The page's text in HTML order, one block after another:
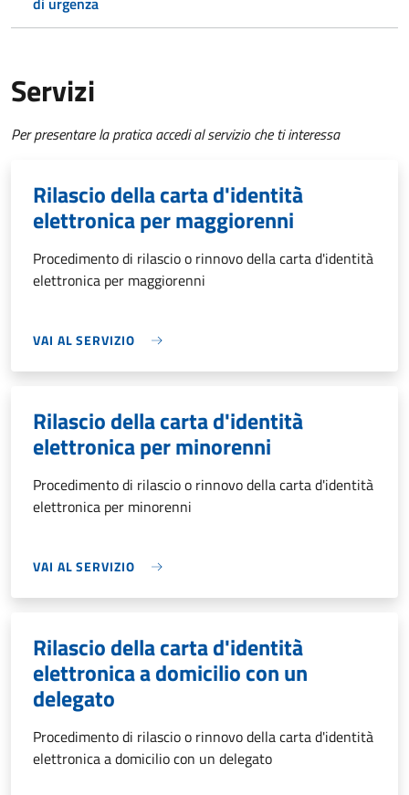
Servizi
Per presentare la pratica accedi al servizio che ti interessa
Rilascio della carta d'identità
elettronica per maggiorenni
Procedimento di rilascio o rinnovo della carta d'identità
elettronica per maggiorenni
VAI AL SERVIZIO
Rilascio della carta d'identità
elettronica per minorenni
Procedimento di rilascio o rinnovo della carta d'identità
elettronica per minorenni
VAI AL SERVIZIO
Rilascio della carta d'identità
elettronica a domicilio con un
delegato
Procedimento di rilascio o rinnovo della carta d'identità
elettronica a domicilio con un delegato